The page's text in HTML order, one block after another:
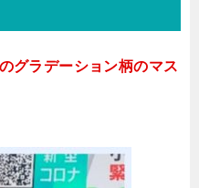
グラデーション柄のマス